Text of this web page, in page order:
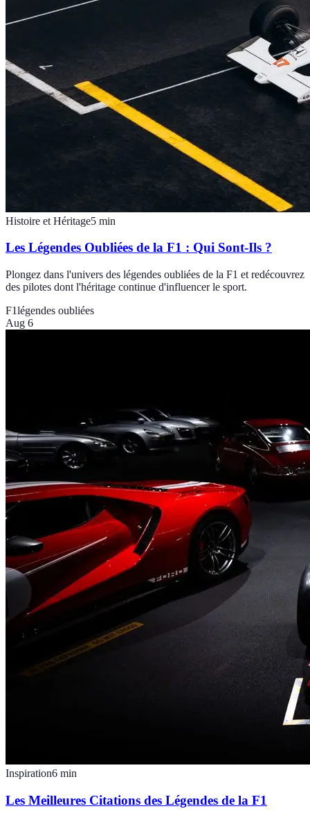
Histoire et Héritage5 min
Les Légendes Oubliées de la F1 : Qui Sont-Ils ?
Plongez dans l'univers des légendes oubliées de la F1 et redécouvrez
des pilotes dont l'héritage continue d'influencer le sport.
F1légendes oubliées
Aug 6
Inspiration6 min
Les Meilleures Citations des Légendes de la F1